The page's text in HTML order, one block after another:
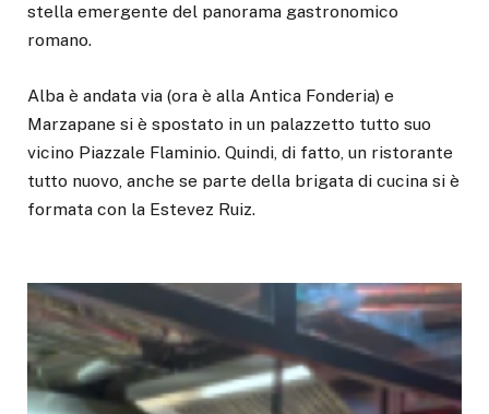
stella emergente del panorama gastronomico
romano.
Alba è andata via (ora è alla Antica Fonderia) e
Marzapane si è spostato in un palazzetto tutto suo
vicino Piazzale Flaminio. Quindi, di fatto, un ristorante
tutto nuovo, anche se parte della brigata di cucina si è
formata con la Estevez Ruiz.